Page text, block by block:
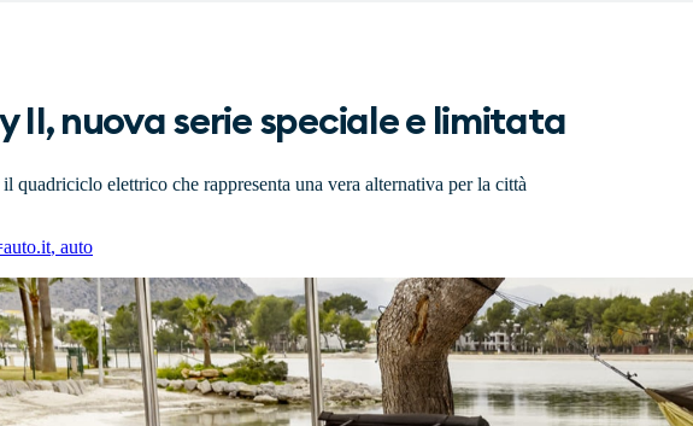
II, nuova serie speciale e limitata
quadriciclo elettrico che rappresenta una vera alternativa per la città
, auto